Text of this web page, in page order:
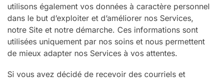
utilisons également vos données à caractère personnel
dans le but d’exploiter et d’améliorer nos Services,
notre Site et notre démarche. Ces informations sont
utilisées uniquement par nos soins et nous permettent
de mieux adapter nos Services à vos attentes.
Si vous avez décidé de recevoir des courriels et